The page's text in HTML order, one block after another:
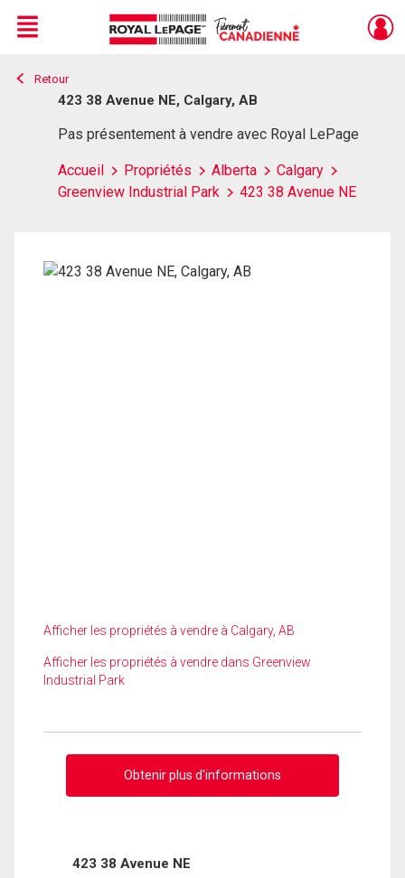
Live
En Direct
Menu
Retour
423 38 Avenue NE, Calgary, AB
Pas présentement à vendre avec Royal LePage
Accueil Propriétés Alberta
Calgary
Greenview Industrial Park
423 38 Avenue NE
Afficher les propriétés à vendre à Calgary, AB
Afficher les propriétés à vendre dans Greenview
Industrial Park
Obtenir plus d'informations
423 38 Avenue NE